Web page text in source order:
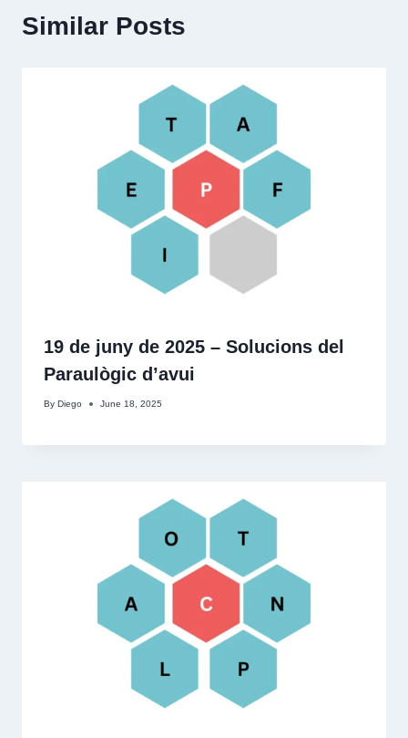
Similar Posts
19 de juny de 2025 – Solucions del
Paraulògic d’avui
By Diego June 18, 2025